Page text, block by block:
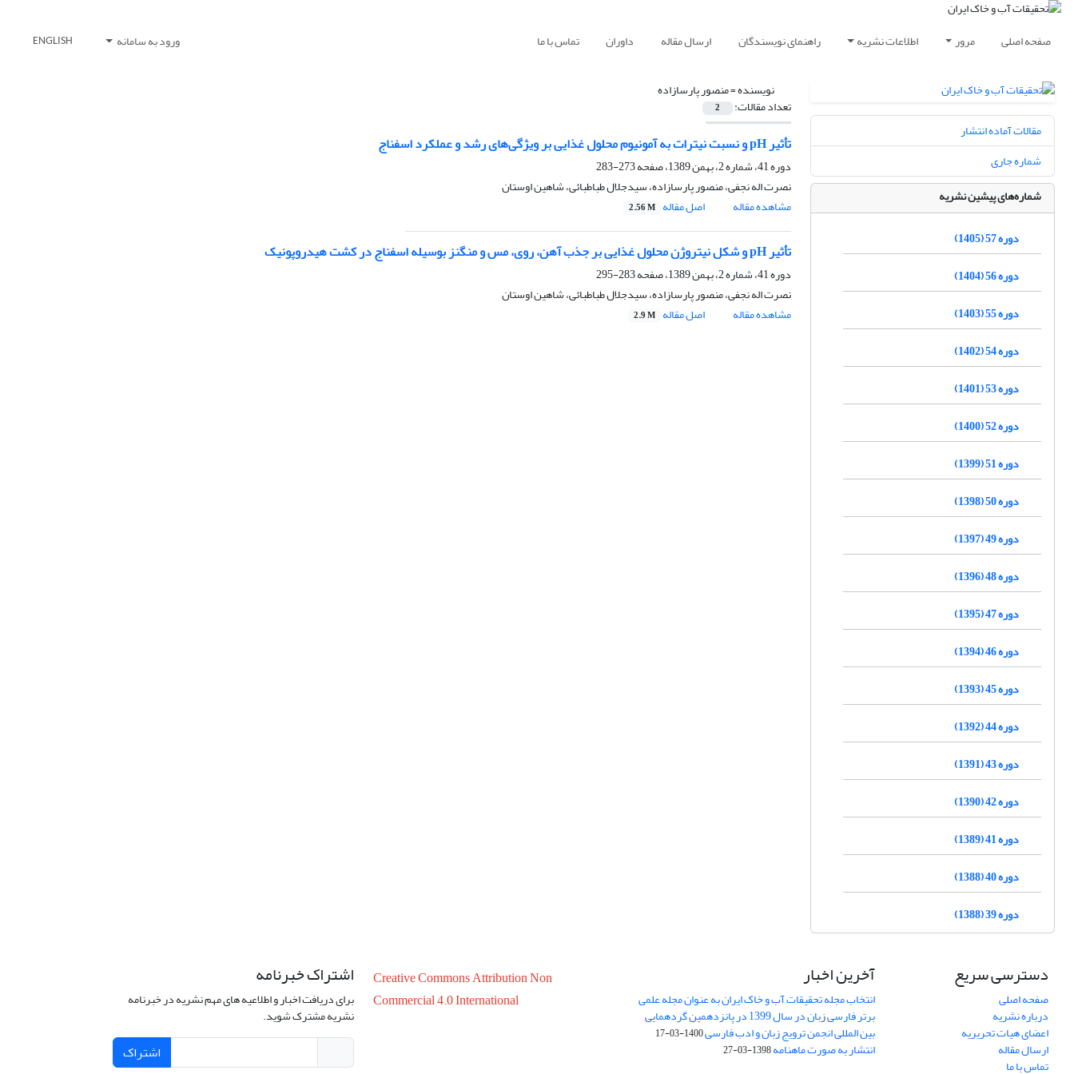
صفحه اصلی مرور اطلاعات نشریه راهنمای نویسندگان ارسال مقاله داوران تماس با ما ورود به سامانه ENGLISH
نویسنده =منصور پارسازاده
تعداد مقالات: 2
تأثیر pH و نسبت نیترات به آمونیوم محلول غذایی بر ویژگی‌های رشد و عملکرد اسفناج
دوره 41، شماره 2، بهمن 1389، صفحه
273-283
نصرت اله نجفی، منصور پارسازاده، سیدجلال طباطبائی، شاهین اوستان
مشاهده مقاله
اصل مقاله 2.56 M
تأثیر pH و شکل نیتروژن محلول غذایی بر جذب آهن، روی، مس و منگنز بوسیله اسفناج در کشت هیدروپونیک
دوره 41، شماره 2، بهمن 1389، صفحه
283-295
نصرت اله نجفی، منصور پارسازاده، سیدجلال طباطبائی، شاهین اوستان
مشاهده مقاله
اصل مقاله 2.9 M
مقالات آماده انتشار
شماره جاری
شماره‌های پیشین نشریه
دوره 57 (1405)
دوره 56 (1404)
دوره 55 (1403)
دوره 54 (1402)
دوره 53 (1401)
دوره 52 (1400)
دوره 51 (1399)
دوره 50 (1398)
دوره 49 (1397)
دوره 48 (1396)
دوره 47 (1395)
دوره 46 (1394)
دوره 45 (1393)
دوره 44 (1392)
دوره 43 (1391)
دوره 42 (1390)
دوره 41 (1389)
دوره 40 (1388)
دوره 39 (1388)
دسترسی سریع
صفحه اصلی
درباره نشریه
اعضای هیات تحریریه
ارسال مقاله
تماس با ما
آخرین اخبار
انتخاب مجله تحقیقات آب و خاک ایران به عنوان مجله علمی
برتر فارسی زبان در سال 1399 در پانزدهمین گردهمایی
بین المللی انجمن ترویج زبان و ادب فارسی1400-03-17
انتشار به صورت ماهنامه1398-03-27
Creative Commons Attribution Non
Commercial 4.0 International
اشتراک خبرنامه
برای دریافت اخبار و اطلاعیه های مهم نشریه در خبرنامه
نشریه مشترک شوید.
اشتراک